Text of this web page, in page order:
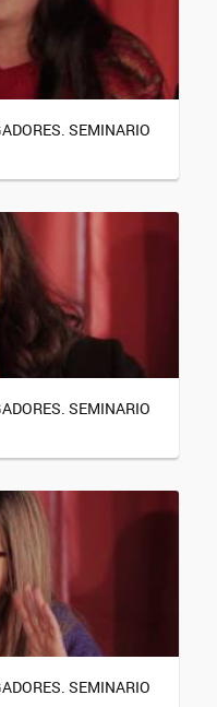
SEMINARIO
SEMINARIO
SEMINARIO